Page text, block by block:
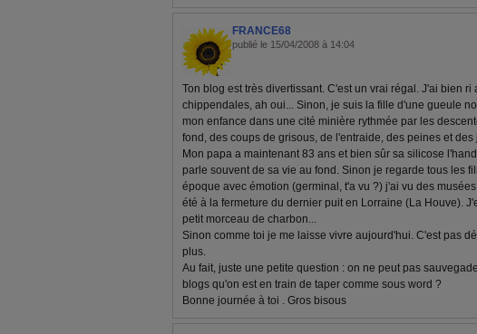
FRANCE68
publié le 15/04/2008 à 14:04
Ton blog est très divertissant. C'est un vrai régal. J'ai bien ri
chippendales, ah oui... Sinon, je suis la fille d'une gueule
mon enfance dans une cité minière rythmée par les
fond, des coups de grisous, de l'entraide, des peines et
Mon papa a maintenant 83 ans et bien sûr sa silicose
parle souvent de sa vie au fond. Sinon je regarde tous les
époque avec émotion (germinal, t'a vu ?) j'ai vu des
été à la fermeture du dernier puit en Lorraine (La Houve).
petit morceau de charbon...
Sinon comme toi je me laisse vivre aujourd'hui. C'est pas
plus.
Au fait, juste une petite question : on ne peut pas
blogs qu'on est en train de taper comme sous word ?
Bonne journée à toi . Gros bisous